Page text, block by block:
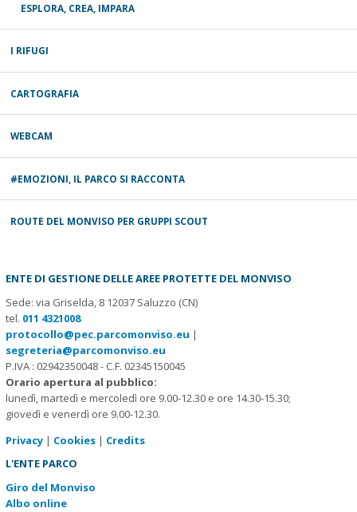
ESPLORA, CREA, IMPARA
I RIFUGI
CARTOGRAFIA
WEBCAM
#EMOZIONI, IL PARCO SI RACCONTA
ROUTE DEL MONVISO PER GRUPPI SCOUT
ENTE DI GESTIONE DELLE AREE PROTETTE DEL MONVISO
Sede: via Griselda, 8 12037 Saluzzo (CN)
tel. 011 4321008
protocollo@pec.parcomonviso.eu |
segreteria@parcomonviso.eu
P.IVA : 02942350048 - C.F. 02345150045
Orario apertura al pubblico:
lunedì, martedì e mercoledì ore 9.00-12.30 e ore 14.30-15.30;
giovedì e venerdì ore 9.00-12.30.
Privacy| Cookies| Credits
L'ENTE PARCO
Giro del Monviso
Albo online